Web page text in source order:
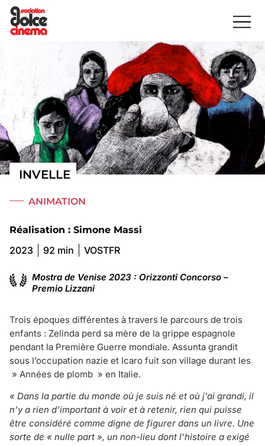
INVELLE
ANIMATION
Réalisation : Simone Massi
2023 92 min VOSTFR
Mostra de Venise 2023 : Orizzonti Concorso –
Premio Lizzani
Trois époques différentes à travers le parcours de trois
enfants : Zelinda perd sa mère de la grippe espagnole
pendant la Première Guerre mondiale. Assunta grandit
sous l’occupation nazie et Icaro fuit son village durant les
» Années de plomb » en Italie.
« Dans la partie du monde où je suis né et où j’ai grandi, il
n’y a rien d’important à voir et à retenir, rien qui puisse
être considéré comme digne de figurer dans un livre. Une
sorte de « nulle part », un non-lieu dont l’histoire a exigé